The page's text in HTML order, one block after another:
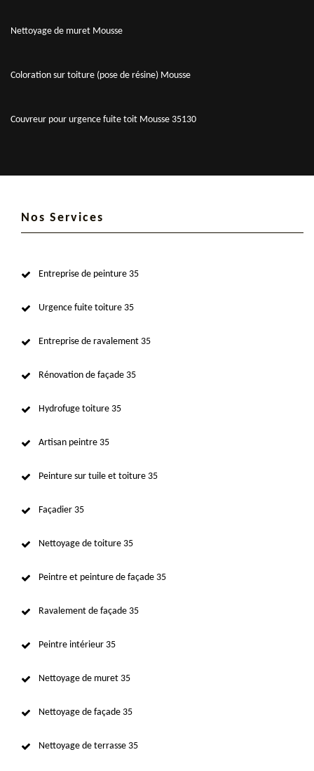
Nettoyage de muret Mousse
Coloration sur toiture (pose de résine) Mousse
Couvreur pour urgence fuite toit Mousse 35130
Nos Services
Entreprise de peinture 35
Urgence fuite toiture 35
Entreprise de ravalement 35
Rénovation de façade 35
Hydrofuge toiture 35
Artisan peintre 35
Peinture sur tuile et toiture 35
Façadier 35
Nettoyage de toiture 35
Peintre et peinture de façade 35
Ravalement de façade 35
Peintre intérieur 35
Nettoyage de muret 35
Nettoyage de façade 35
Nettoyage de terrasse 35